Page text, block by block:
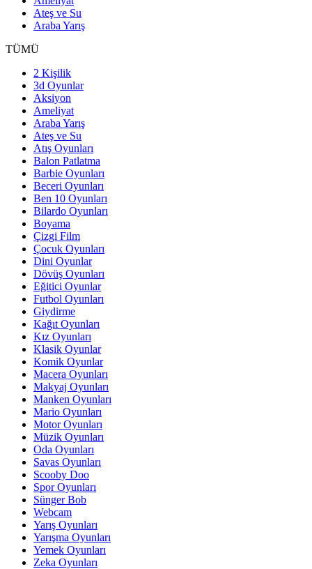
Ateş ve Su
Araba Yarış
TÜMÜ
2 Kişilik
3d Oyunlar
Aksiyon
Ameliyat
Araba Yarış
Ateş ve Su
Atış Oyunları
Balon Patlatma
Barbie Oyunları
Beceri Oyunları
Ben 10 Oyunları
Bilardo Oyunları
Boyama
Çizgi Film
Çocuk Oyunları
Dini Oyunlar
Dövüş Oyunları
Eğitici Oyunlar
Futbol Oyunları
Giydirme
Kağıt Oyunları
Kız Oyunları
Klasik Oyunlar
Komik Oyunlar
Macera Oyunları
Makyaj Oyunları
Manken Oyunları
Mario Oyunları
Motor Oyunları
Müzik Oyunları
Oda Oyunları
Savas Oyunları
Scooby Doo
Spor Oyunları
Sünger Bob
Webcam
Yarış Oyunları
Yarışma Oyunları
Yemek Oyunları
Zeka Oyunları